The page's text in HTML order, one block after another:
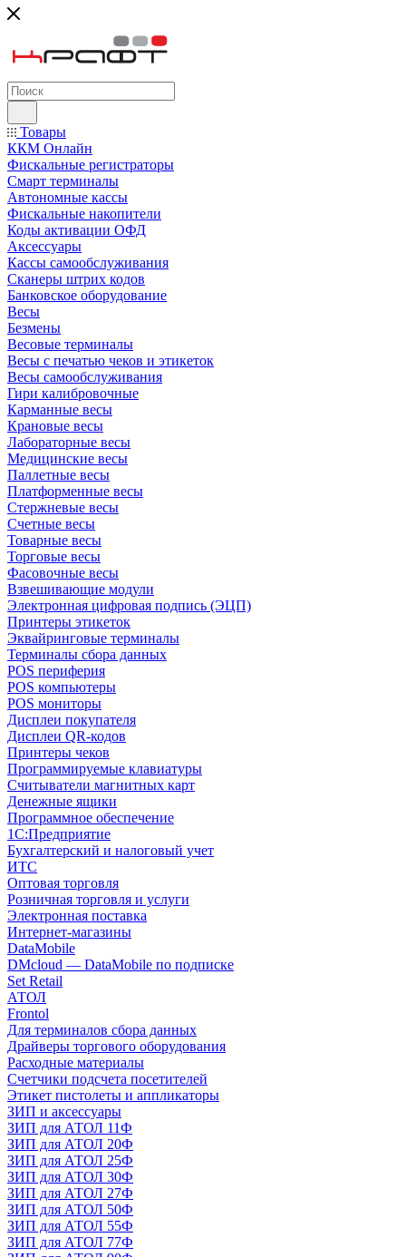
Товары
ККМ Онлайн
Фискальные регистраторы
Смарт терминалы
Автономные кассы
Фискальные накопители
Коды активации ОФД
Аксессуары
Кассы самообслуживания
Сканеры штрих кодов
Банковское оборудование
Весы
Безмены
Весовые терминалы
Весы с печатью чеков и этикеток
Весы самообслуживания
Гири калибровочные
Карманные весы
Крановые весы
Лабораторные весы
Медицинские весы
Паллетные весы
Платформенные весы
Стержневые весы
Счетные весы
Товарные весы
Торговые весы
Фасовочные весы
Взвешивающие модули
Электронная цифровая подпись (ЭЦП)
Принтеры этикеток
Эквайринговые терминалы
Терминалы сбора данных
POS периферия
POS компьютеры
POS мониторы
Дисплеи покупателя
Дисплеи QR-кодов
Принтеры чеков
Программируемые клавиатуры
Считыватели магнитных карт
Денежные ящики
Программное обеспечение
1С:Предприятие
Бухгалтерский и налоговый учет
ИТС
Оптовая торговля
Розничная торговля и услуги
Электронная поставка
Интернет-магазины
DataMobile
DMcloud — DataMobile по подписке
Set Retail
АТОЛ
Frontol
Для терминалов сбора данных
Драйверы торгового оборудования
Расходные материалы
Счетчики подсчета посетителей
Этикет пистолеты и аппликаторы
ЗИП и аксессуары
ЗИП для АТОЛ 11Ф
ЗИП для АТОЛ 20Ф
ЗИП для АТОЛ 25Ф
ЗИП для АТОЛ 30Ф
ЗИП для АТОЛ 27Ф
ЗИП для АТОЛ 50Ф
ЗИП для АТОЛ 55Ф
ЗИП для АТОЛ 77Ф